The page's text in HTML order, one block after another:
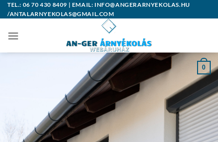
Skip
to
TEL.: 06 70 430 8409 | EMAIL: INFO@ANGERARNYEKOLAS.HU
/ANTALARNYEKOLAS@GMAIL.COM
0